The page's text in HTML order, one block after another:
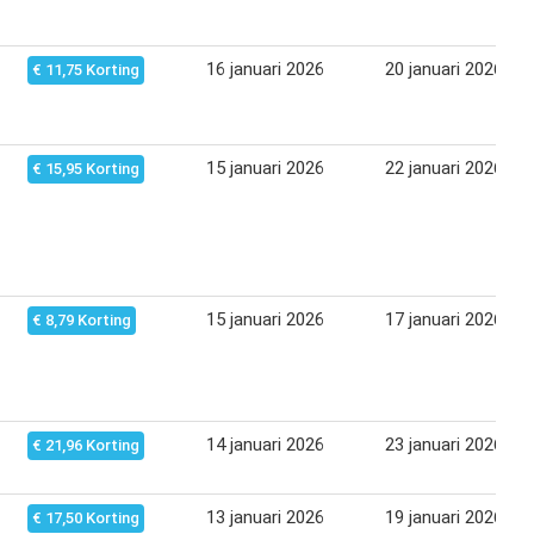
€ 11,75 Korting 16 januari 2026 20 januari 2026
€ 15,95 Korting 15 januari 2026 22 januari 2026
€ 8,79 Korting 15 januari 2026 17 januari 2026
€ 21,96 Korting 14 januari 2026 23 januari 2026
€ 17,50 Korting 13 januari 2026 19 januari 2026